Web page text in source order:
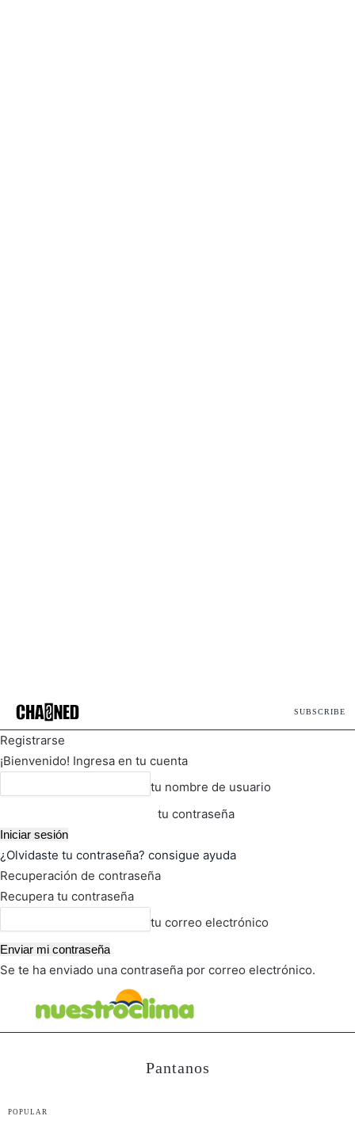
SUBSCRIBE
Registrarse
¡Bienvenido! Ingresa en tu cuenta
tu nombre de usuario
tu contraseña
¿Olvidaste tu contraseña? consigue ayuda
Recuperación de contraseña
Recupera tu contraseña
tu correo electrónico
Se te ha enviado una contraseña por correo electrónico.
Pantanos
POPULAR